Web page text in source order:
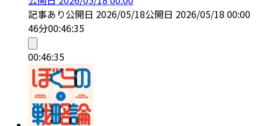
記事あり公開日 2026/05/18公開日 2026/05/18 00:00
46分00:46:35
00:46:35